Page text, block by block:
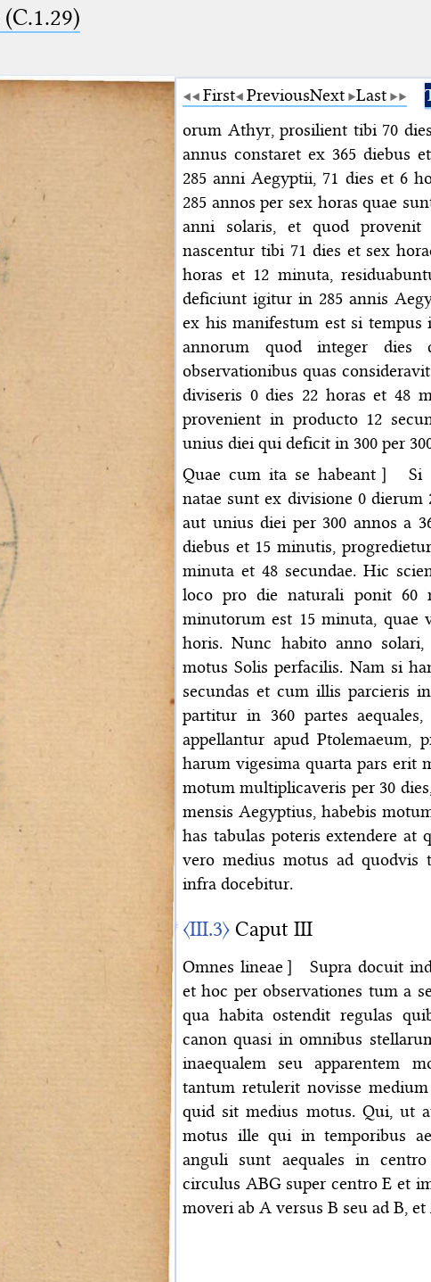
(C.1.29)
First PreviousNext Last
orum Athyr, prosilient tibi 70
annus constaret ex 365 diebus
285 anni Aegyptii, 71 dies et 6
285 annos per sex horas quae
anni solaris, et quod provenit
nascentur tibi 71 dies et sex
horas et 12 minuta,
deficiunt igitur in 285 annis
ex his manifestum est si tempus
annorum quod integer dies
observationibus quas
diviseris 0 dies 22 horas et 48
provenient in producto 12
unius diei qui deficit in 300 per
Quae cum ita se habeant］ Si
natae sunt ex divisione 0 dierum
aut unius diei per 300 annos a
diebus et 15 minutis,
minuta et 48 secundae. Hic
loco pro die naturali ponit 60
minutorum est 15 minuta, quae
horis. Nunc habito anno
motus Solis perfacilis. Nam si
secundas et cum illis parcieris
partitur in 360 partes
appellantur apud Ptolemaeum,
harum vigesima quarta pars erit
motum multiplicaveris per 30
mensis Aegyptius, habebis
has tabulas poteris extendere at
vero medius motus ad quodvis
infra docebitur.
〈III.3〉 Caput III
Omnes lineae］ Supra docuit
et hoc per observationes tum a
qua habita ostendit regulas
canon quasi in omnibus
inaequalem seu apparentem
tantum retulerit novisse
quid sit medius motus. Qui, ut
motus ille qui in temporibus
anguli sunt aequales in
circulus ABG super centro E et
moveri ab A versus B seu ad B,